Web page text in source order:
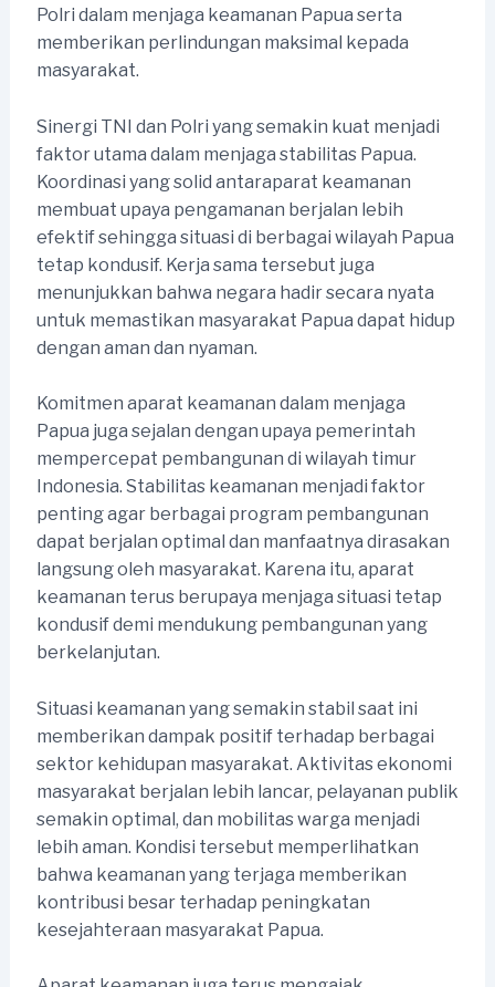
Polri dalam menjaga keamanan Papua serta
memberikan perlindungan maksimal kepada
masyarakat.
Sinergi TNI dan Polri yang semakin kuat menjadi
faktor utama dalam menjaga stabilitas Papua.
Koordinasi yang solid antaraparat keamanan
membuat upaya pengamanan berjalan lebih
efektif sehingga situasi di berbagai wilayah Papua
tetap kondusif. Kerja sama tersebut juga
menunjukkan bahwa negara hadir secara nyata
untuk memastikan masyarakat Papua dapat hidup
dengan aman dan nyaman.
Komitmen aparat keamanan dalam menjaga
Papua juga sejalan dengan upaya pemerintah
mempercepat pembangunan di wilayah timur
Indonesia. Stabilitas keamanan menjadi faktor
penting agar berbagai program pembangunan
dapat berjalan optimal dan manfaatnya dirasakan
langsung oleh masyarakat. Karena itu, aparat
keamanan terus berupaya menjaga situasi tetap
kondusif demi mendukung pembangunan yang
berkelanjutan.
Situasi keamanan yang semakin stabil saat ini
memberikan dampak positif terhadap berbagai
sektor kehidupan masyarakat. Aktivitas ekonomi
masyarakat berjalan lebih lancar, pelayanan publik
semakin optimal, dan mobilitas warga menjadi
lebih aman. Kondisi tersebut memperlihatkan
bahwa keamanan yang terjaga memberikan
kontribusi besar terhadap peningkatan
kesejahteraan masyarakat Papua.